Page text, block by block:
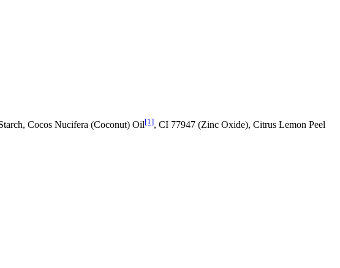
Cocos Nucifera (Coconut) Oil[1], CI 77947 (Zinc Oxide), Citrus Lemon Peel